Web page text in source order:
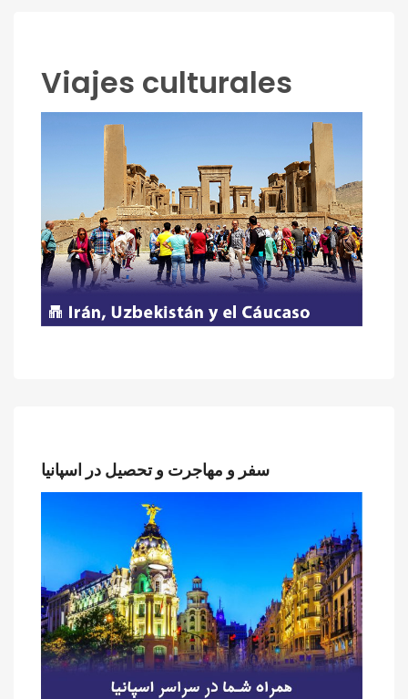
Viajes culturales
سفر و مهاجرت و تحصیل در اسپانیا